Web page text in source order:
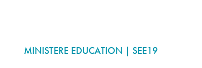
MINISTERE EDUCATION | SEE19